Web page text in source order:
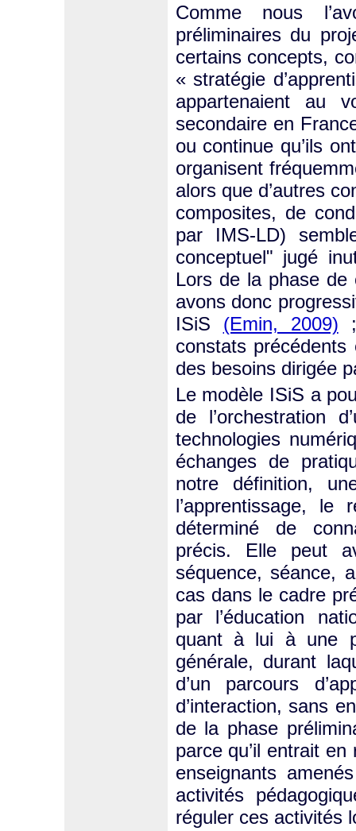
Comme nous
préliminaires du
certains concepts,
« stratégie
appartenaient au
secondaire en
ou continue qu’ils
organisent
alors que d’autres
composites, de
par IMS-LD)
conceptuel" jugé
Lors de la phase de
avons donc
ISiS (Emin, 2009)
constats précédents
des besoins dirigée
Le modèle ISiS a
de l’orchestration
technologies
échanges de
notre définition,
l’apprentissage, le
déterminé de
précis. Elle peut
séquence, séance,
cas dans le cadre
par l’éducation
quant à lui à une
générale, durant
d’un parcours
d’interaction, sans
de la phase
parce qu’il entrait
enseignants
activités
réguler ces activités